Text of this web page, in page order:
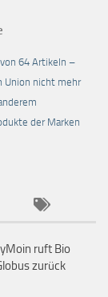
64 Artikeln –
Union nicht mehr
der Marken
ruft Bio
zurück